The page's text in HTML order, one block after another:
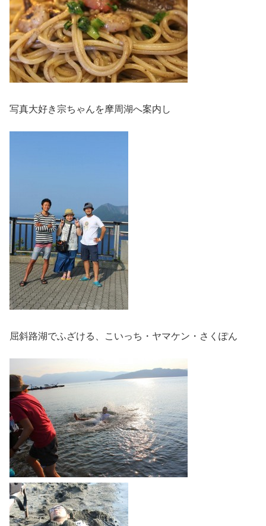
写真大好き宗ちゃんを摩周湖へ案内し
屈斜路湖でふざける、こいっち・ヤマケン・さくぽん